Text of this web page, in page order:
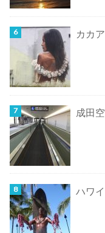
カカ
成田
ハワ